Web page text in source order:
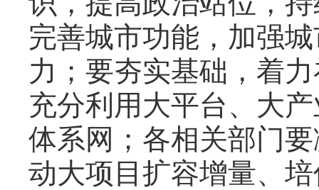
完善城市功能，加强
力；要夯实基础，着
充分利用大平台、大
体系网；各相关部门
动大项目扩容增量、